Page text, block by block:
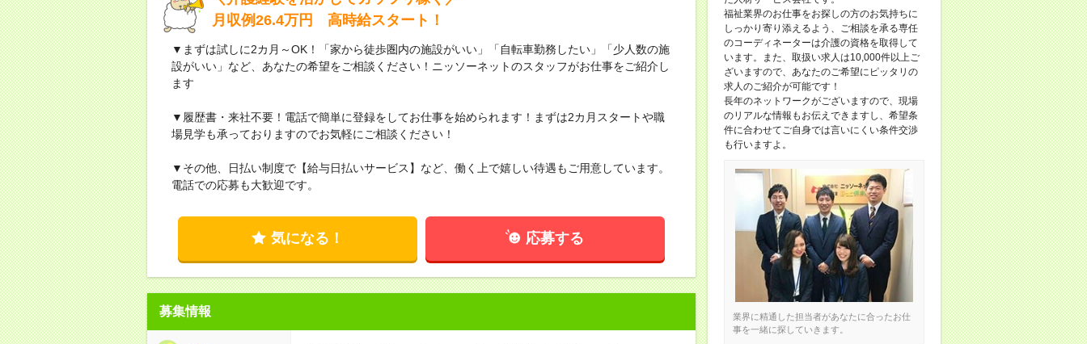
月収例26.4万円 高時給スタート！
▼まずは試しに2カ月～OK！「家から徒歩圏内の施設がいい」「自転車勤務したい」「少人数の施
設がいい」など、あなたの希望をご相談ください！ニッソーネットのスタッフがお仕事をご紹介し
ます
▼履歴書・来社不要！電話で簡単に登録をしてお仕事を始められます！まずは2カ月スタートや職
場見学も承っておりますのでお気軽にご相談ください！
▼その他、日払い制度で【給与日払いサービス】など、働く上で嬉しい待遇もご用意しています。
電話での応募も大歓迎です。
気になる！ 応募する
募集情報
福祉業界のお仕事をお探しの方のお気持ちに
しっかり寄り添えるよう、ご相談を承る専任
のコーディネーターは介護の資格を取得して
います。また、取扱い求人は10,000件以上ご
ざいますので、あなたのご希望にピッタリの
求人のご紹介が可能です！
長年のネットワークがございますので、現場
のリアルな情報もお伝えできますし、希望条
件に合わせてご自身では言いにくい条件交渉
も行いますよ。
業界に精通した担当者があなたに合ったお仕
事を一緒に探していきます。